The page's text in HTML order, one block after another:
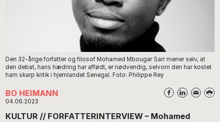
Den 32-årige forfatter og filosof Mohamed Mbougar Sarr mener selv, at
den debat, hans hædring har affødt, er nødvendig, selvom den har kostet
ham skarp kritik i hjemlandet Senegal. Foto: Philippe Rey
BO HEIMANN
04.06.2023
KULTUR // FORFATTERINTERVIEW – Mohamed